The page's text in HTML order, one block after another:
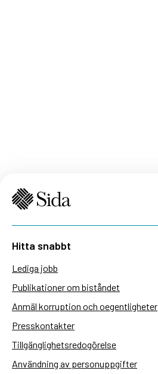
Hitta snabbt
Lediga jobb
Publikationer om biståndet
Anmäl korruption och oegentligheter
Presskontakter
Tillgänglighetsredogörelse
Användning av personuppgifter